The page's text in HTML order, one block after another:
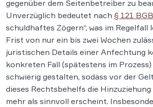
gegenüber dem Seitenbetreiber zu
Unverzüglich bedeutet nach § 121 BGB
schuldhaftes Zögern“, was im Regelfall
Frist von nur ein bis zwei Wochen
juristischen Details einer Anfechtung
konkreten Fall (spätestens im Prozess)
schwierig gestalten, sodass vor der
dieses Rechtsbehelfs die
mehr als sinnvoll erscheint.